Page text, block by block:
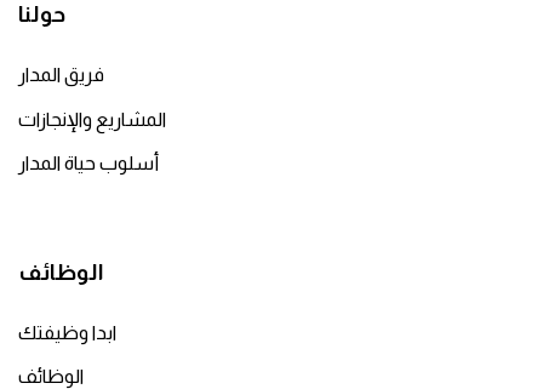
حولنا
فريق المدار
المشاريع والإنجازات
أسلوب حياة المدار
الوظائف
ابدا وظيفتك
الوظائف